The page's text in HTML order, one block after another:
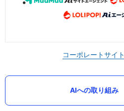
コーポレートサイト
AIへの取り組み